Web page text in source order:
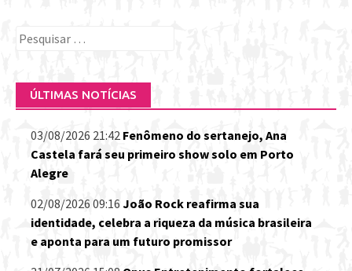
Pesquisar
ÚLTIMAS NOTÍCIAS
03/08/2026 21:42 Fenômeno do sertanejo, Ana
Castela fará seu primeiro show solo em Porto
Alegre
02/08/2026 09:16 João Rock reafirma sua
identidade, celebra a riqueza da música brasileira
e aponta para um futuro promissor